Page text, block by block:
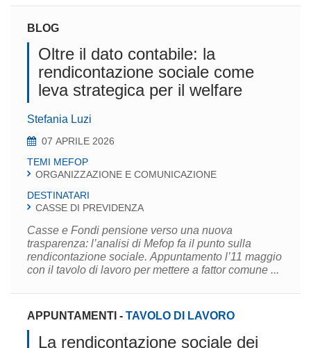
BLOG
Oltre il dato contabile: la
rendicontazione sociale come
leva strategica per il welfare
Stefania Luzi
07 APRILE 2026
TEMI MEFOP
ORGANIZZAZIONE E COMUNICAZIONE
DESTINATARI
CASSE DI PREVIDENZA
Casse e Fondi pensione verso una nuova
trasparenza: l’analisi di Mefop fa il punto sulla
rendicontazione sociale. Appuntamento l’11 maggio
con il tavolo di lavoro per mettere a fattor comune ...
APPUNTAMENTI - TAVOLO DI LAVORO
La rendicontazione sociale dei